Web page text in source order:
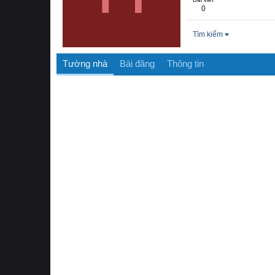
0
Tìm kiếm
Tường nhà Bài đăng Thông tin